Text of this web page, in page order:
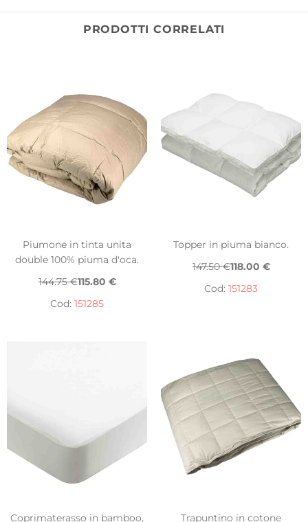
PRODOTTI CORRELATI
Piumone in tinta unita
double 100% piuma d'oca.
144.75 €115.80 €
Cod: 151285
Topper in piuma bianco.
147.50 €118.00 €
Cod: 151283
Coprimaterasso in bamboo,
Trapuntino in cotone